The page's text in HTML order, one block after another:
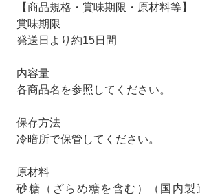
【商品規格・賞味期限・原材料等】
賞味期限
発送日より約15日間
内容量
各商品名を参照してください。
保存方法
冷暗所で保管してください。
原材料
砂糖（ざらめ糖を含む）（国内製